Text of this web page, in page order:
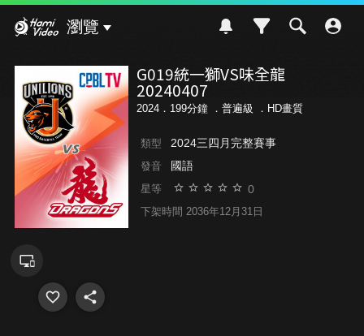
瀏覽
G019統一獅VS味全龍
20240407
2024．199分鐘 ． 普遍級 ．HD畫質
類型 2024三四月完整賽事
發音 國語
星等 0
下架時間 2036年12月31日